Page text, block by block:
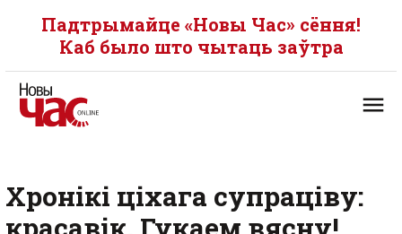
Падтрымайце «Новы Час» сёння!
Каб было што чытаць заўтра
Хронікі ціхага супраціву: